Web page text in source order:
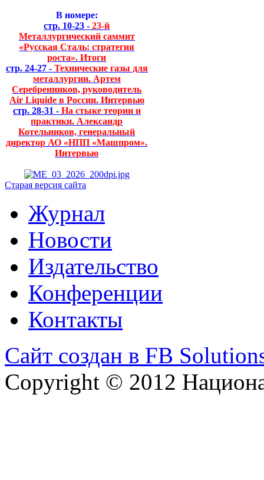
В номере:
стр. 10-23 - 23-й
Металлургический саммит
«Русская Сталь: стратегия
роста». Итоги
стр. 24-27 - Технические газы для
металлургии. Артем
Серебренников, руководитель
Air Liquide в России. Интервью
стр. 28-31 - На стыке теории и
практики. Александр
Котельников, генеральный
директор АО «НПП «Машпром».
Интервью
Старая версия сайта
Журнал
Новости
Издательство
Конференции
Контакты
Сайт создан в FB
Copyright © 2012